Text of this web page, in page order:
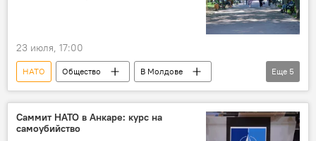
23 июля, 17:00
НАТО Общество
В Молдове
социологическое исследование
Европейский союз
Румыния
опрос
Еще 5
Саммит НАТО в Анкаре: курс на
самоубийство